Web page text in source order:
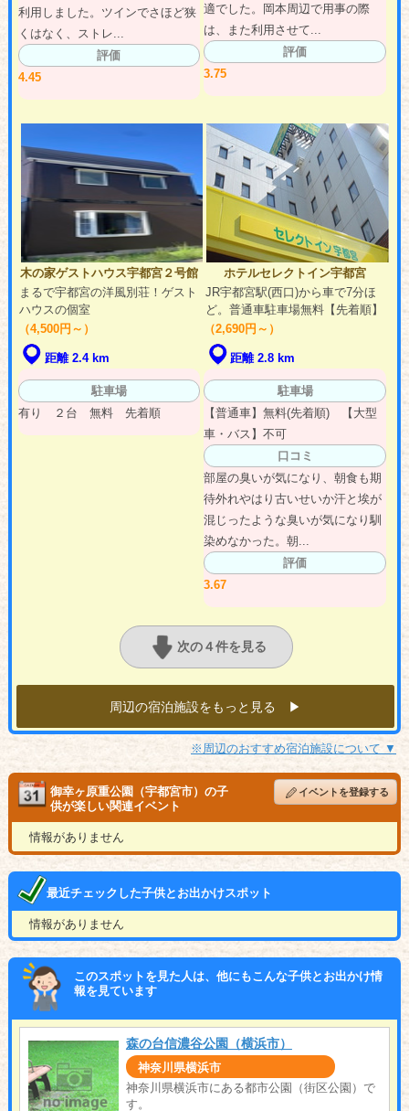
利用しました。ツインでさほど狭
くはなく、ストレ...
評価
4.45
適でした。岡本周辺で用事の際
は、また利用させて...
評価
3.75
木の家ゲストハウス宇都宮２号館
まるで宇都宮の洋風別荘！ゲスト
ハウスの個室
（4,500円～）
距離 2.4 km
駐車場
有り ２台 無料 先着順
ホテルセレクトイン宇都宮
JR宇都宮駅(西口)から車で7分ほ
ど。普通車駐車場無料【先着順】
（2,690円～）
距離 2.8 km
駐車場
【普通車】無料(先着順) 【大型
車・バス】不可
口コミ
部屋の臭いが気になり、朝食も期
待外れやはり古いせいか汗と埃が
混じったような臭いが気になり馴
染めなかった。朝...
評価
3.67
次の４件を見る
周辺の宿泊施設をもっと見る ▶︎
※周辺のおすすめ宿泊施設について ▼
御幸ヶ原重公園（宇都宮市）の子
供が楽しい関連イベント
イベントを登録する
情報がありません
最近チェックした子供とお出かけスポット
情報がありません
このスポットを見た人は、他にもこんな子供とお出かけ情
報を見ています
森の台信濃谷公園（横浜市）
神奈川県横浜市
神奈川県横浜市にある都市公園（街区公園）で
す。